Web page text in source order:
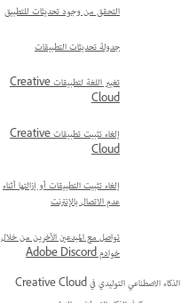
التحقق من وجود تحديثات للتطبيق
جدولة تحديثات التطبيقات
تغيير اللغة لتطبيقات Creative
Cloud
إلغاء تثبيت تطبيقات Creative
Cloud
إلغاء تثبيت التطبيقات أو إزالتها أثناء
عدم الاتصال بالإنترنت
تواصل مع المبدعين الآخرين من خلال
خوادم Adobe Discord
الذكاء الاصطناعي التوليدي في Creative Cloud